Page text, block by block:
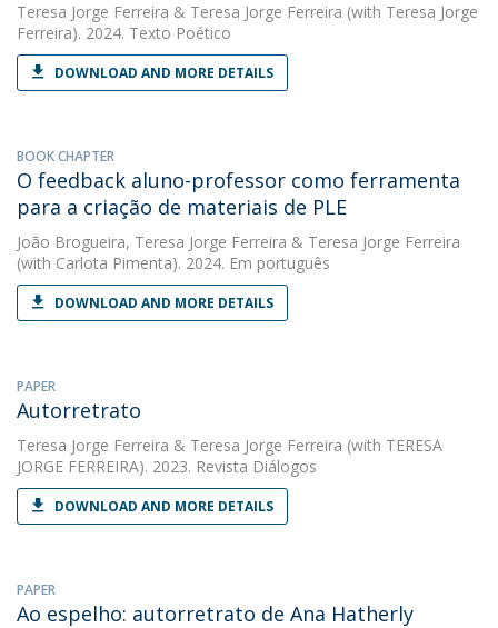
Teresa Jorge Ferreira & Teresa Jorge Ferreira (with Teresa Jorge
Ferreira). 2024. Texto Poético
DOWNLOAD AND MORE DETAILS
BOOK CHAPTER
O feedback aluno-professor como ferramenta
para a criação de materiais de PLE
João Brogueira, Teresa Jorge Ferreira & Teresa Jorge Ferreira
(with Carlota Pimenta). 2024. Em português
DOWNLOAD AND MORE DETAILS
PAPER
Autorretrato
Teresa Jorge Ferreira & Teresa Jorge Ferreira (with TERESA
JORGE FERREIRA). 2023. Revista Diálogos
DOWNLOAD AND MORE DETAILS
PAPER
Ao espelho: autorretrato de Ana Hatherly